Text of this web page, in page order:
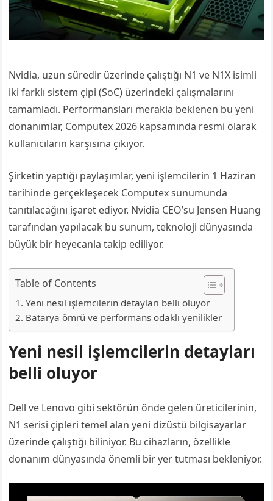
Nvidia, uzun süredir üzerinde çalıştığı N1 ve N1X isimli
iki farklı sistem çipi (SoC) üzerindeki çalışmalarını
tamamladı. Performansları merakla beklenen bu yeni
donanımlar, Computex 2026 kapsamında resmi olarak
kullanıcıların karşısına çıkıyor.
Şirketin yaptığı paylaşımlar, yeni işlemcilerin 1 Haziran
tarihinde gerçekleşecek Computex sunumunda
tanıtılacağını işaret ediyor. Nvidia CEO’su Jensen Huang
tarafından yapılacak bu sunum, teknoloji dünyasında
büyük bir heyecanla takip ediliyor.
Table of Contents
Yeni nesil işlemcilerin detayları belli oluyor
Batarya ömrü ve performans odaklı yenilikler
Yeni nesil işlemcilerin detayları
belli oluyor
Dell ve Lenovo gibi sektörün önde gelen üreticilerinin,
N1 serisi çipleri temel alan yeni dizüstü bilgisayarlar
üzerinde çalıştığı biliniyor. Bu cihazların, özellikle
donanım dünyasında önemli bir yer tutması bekleniyor.